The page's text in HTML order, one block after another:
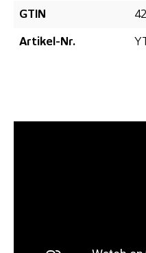
GTIN
Artikel-Nr.